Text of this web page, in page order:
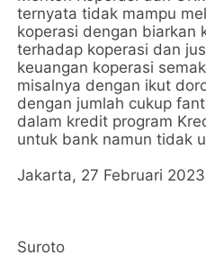
ternyata tidak mampu
koperasi dengan biarkan
terhadap koperasi dan
keuangan koperasi
misalnya dengan ikut
dengan jumlah cukup
dalam kredit program
untuk bank namun tidak
Jakarta, 27 Februari 2023
Suroto